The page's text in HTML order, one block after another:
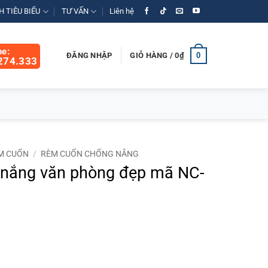
TIÊU BIỂU TƯ VẤN Liên hệ
ĐĂNG NHẬP GIỎ HÀNG /0₫ 0
CUỐN / RÈM CUỐN CHỐNG NẮNG
văn phòng đẹp mã NC-